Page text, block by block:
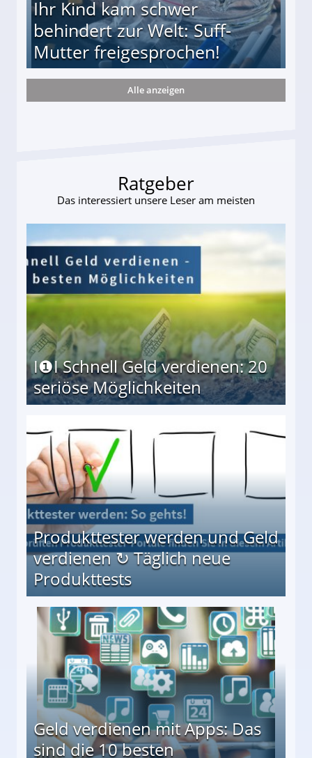
Ihr Kind kam schwer
behindert zur Welt: Suff-
Mutter freigesprochen!
Mutter freigesprochen!
Alle anzeigen
Ratgeber
Das interessiert unsere Leser am meisten
I❶I Schnell Geld verdienen: 20
seriöse Möglichkeiten
Produkttester werden und Geld
verdienen ↻ Täglich neue
Produkttests
↻ Täglich neue Produkttests
Geld verdienen mit Apps: Das
sind die 10 besten